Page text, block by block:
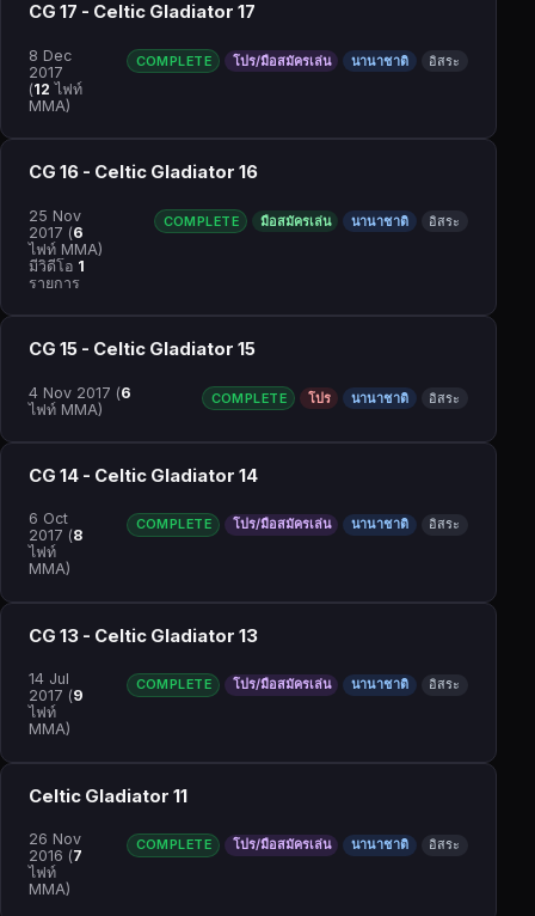
8 Dec
2017
(12 ไฟท์
MMA)
CG 17 - Celtic Gladiator 17
COMPLETE โปร/มือสมัครเล่น นานาชาติ อิสระ
25 Nov
2017 (6
ไฟท์ MMA)
มีวิดีโอ 1
รายการ
CG 16 - Celtic Gladiator 16
COMPLETE มือสมัครเล่น นานาชาติ อิสระ
4 Nov 2017 (6
ไฟท์ MMA)
CG 15 - Celtic Gladiator 15
COMPLETE โปร นานาชาติ อิสระ
6 Oct
2017 (8
ไฟท์
MMA)
CG 14 - Celtic Gladiator 14
COMPLETE โปร/มือสมัครเล่น นานาชาติ อิสระ
14 Jul
2017 (9
ไฟท์
MMA)
CG 13 - Celtic Gladiator 13
COMPLETE โปร/มือสมัครเล่น นานาชาติ อิสระ
26 Nov
2016 (7
ไฟท์
MMA)
Celtic Gladiator 11
COMPLETE โปร/มือสมัครเล่น นานาชาติ อิสระ